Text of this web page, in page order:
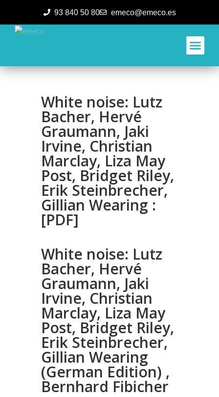
93 840 50 80 emeco@emeco.es
White noise: Lutz
Bacher, Hervé
Graumann, Jaki
Irvine, Christian
Marclay, Liza May
Post, Bridget Riley,
Erik Steinbrecher,
Gillian Wearing :
[PDF]
White noise: Lutz
Bacher, Hervé
Graumann, Jaki
Irvine, Christian
Marclay, Liza May
Post, Bridget Riley,
Erik Steinbrecher,
Gillian Wearing
(German Edition) ,
Bernhard Fibicher